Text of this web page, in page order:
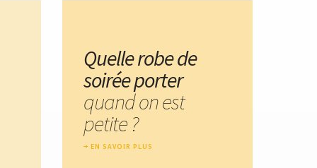
Quelle robe de
soirée porter
quand on est
petite ?
EN SAVOIR PLUS